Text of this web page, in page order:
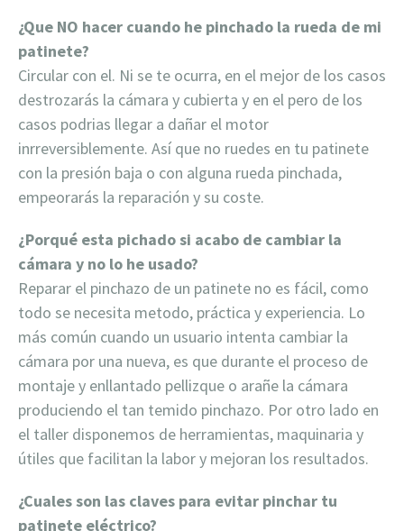
¿Que NO hacer cuando he pinchado la rueda de mi
patinete?
Circular con el. Ni se te ocurra, en el mejor de los casos
destrozarás la cámara y cubierta y en el pero de los
casos podrias llegar a dañar el motor
inrreversiblemente. Así que no ruedes en tu patinete
con la presión baja o con alguna rueda pinchada,
empeorarás la reparación y su coste.
¿Porqué esta pichado si acabo de cambiar la
cámara y no lo he usado?
Reparar el pinchazo de un patinete no es fácil, como
todo se necesita metodo, práctica y experiencia. Lo
más común cuando un usuario intenta cambiar la
cámara por una nueva, es que durante el proceso de
montaje y enllantado pellizque o arañe la cámara
produciendo el tan temido pinchazo. Por otro lado en
el taller disponemos de herramientas, maquinaria y
útiles que facilitan la labor y mejoran los resultados.
¿Cuales son las claves para evitar pinchar tu
patinete eléctrico?